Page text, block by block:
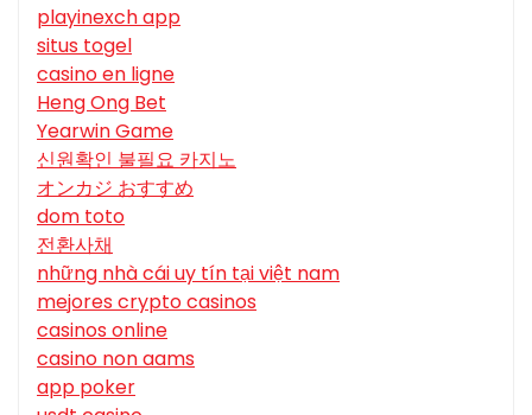
playinexch app
situs togel
casino en ligne
Heng Ong Bet
Yearwin Game
신원확인 불필요 카지노
オンカジ おすすめ
dom toto
전환사채
những nhà cái uy tín tại việt nam
mejores crypto casinos
casinos online
casino non aams
app poker